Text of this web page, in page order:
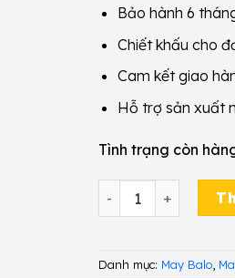
Bảo hành 6
Chiết khấu cho
Cam kết giao
Hỗ trợ sản xuất
Tình trạng còn
May Balo Quà
Danh mục: May Balo,